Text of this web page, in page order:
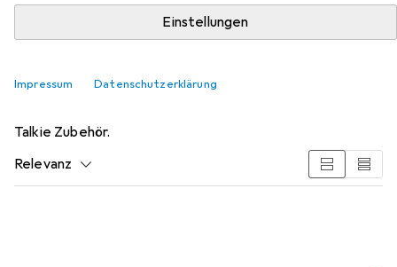
Einstellungen
Impressum Datenschutzerklärung
Zubehör für Kenwood Corp. TK-
3701D
Hier findest du passendes Zubehör zum Produkt
Talkie Zubehör.
Relevanz